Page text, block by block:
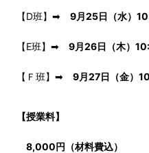
【D班】➡ 9月25日（水）
【E班】➡ 9月26日（木）
【Ｆ班】➡ 9月27日（金）
【授業料】
8,000円（材料費込）